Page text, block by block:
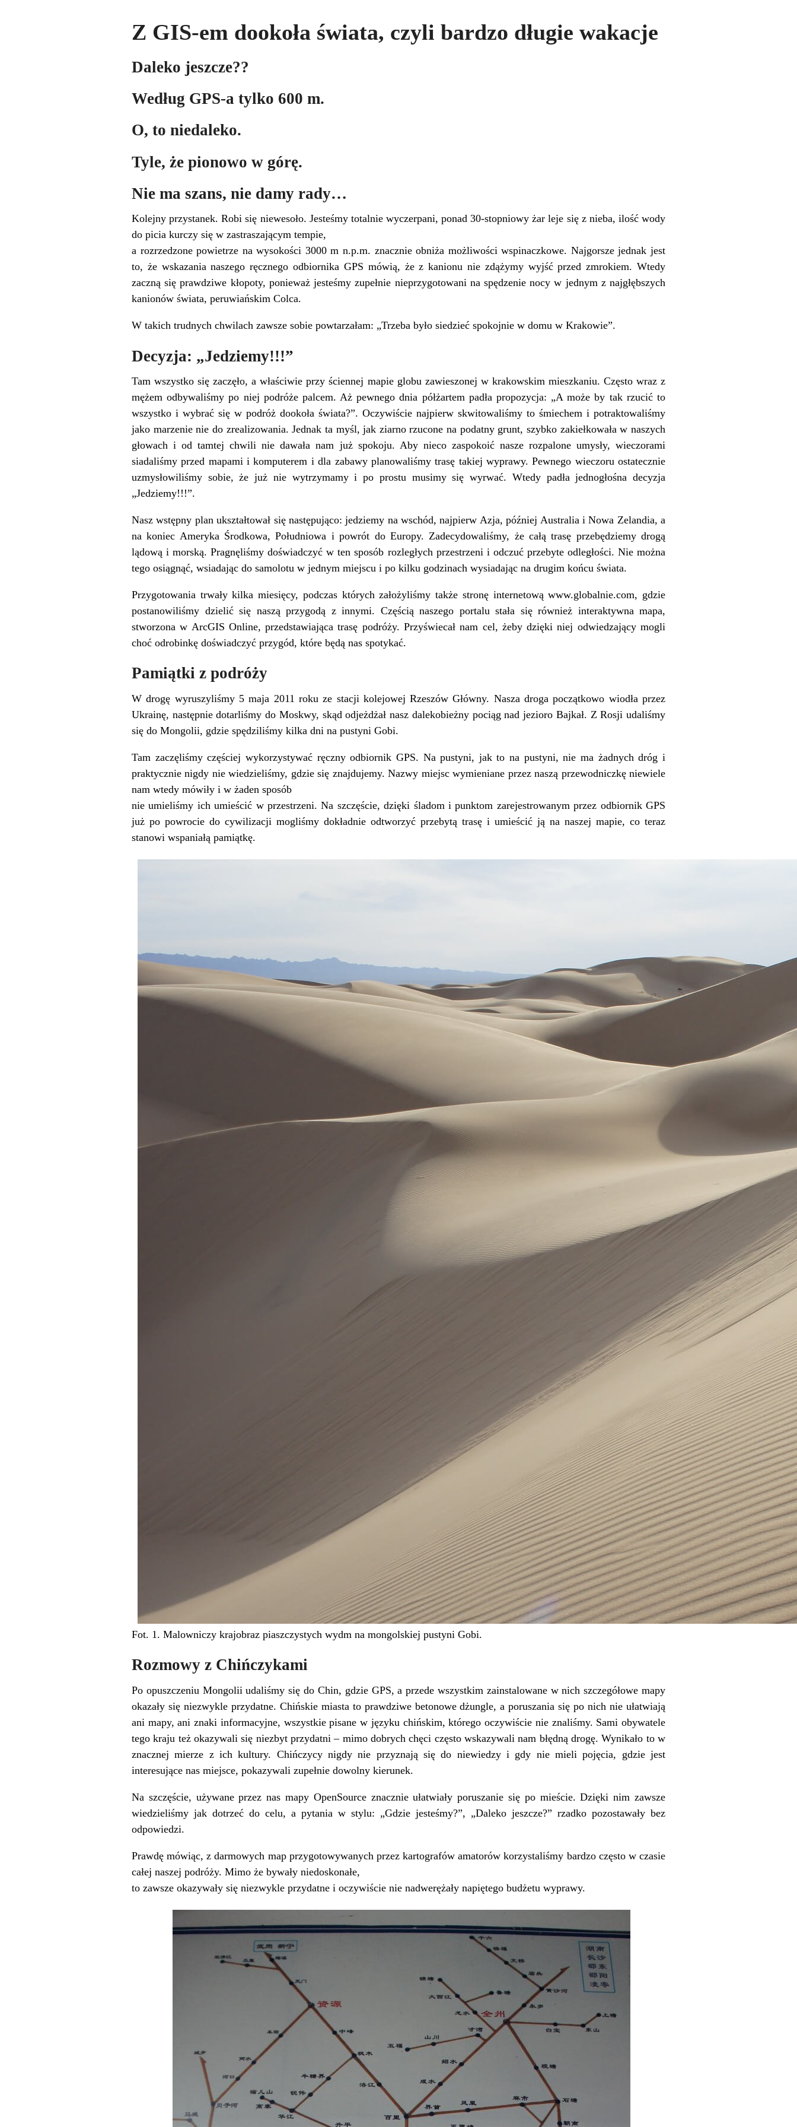
Z GIS-em dookoła świata, czyli bardzo długie wakacje
Daleko jeszcze??
Według GPS-a tylko 600 m.
O, to niedaleko.
Tyle, że pionowo w górę.
Nie ma szans, nie damy rady…
Kolejny przystanek. Robi się niewesoło. Jesteśmy totalnie wyczerpani, ponad 30-stopniowy żar leje się z nieba, ilość wody
do picia kurczy się w zastraszającym tempie,
a rozrzedzone powietrze na wysokości 3000 m n.p.m. znacznie obniża możliwości wspinaczkowe. Najgorsze jednak jest
to, że wskazania naszego ręcznego odbiornika GPS mówią, że z kanionu nie zdążymy wyjść przed zmrokiem. Wtedy
zaczną się prawdziwe kłopoty, ponieważ jesteśmy zupełnie nieprzygotowani na spędzenie nocy w jednym z najgłębszych
kanionów świata, peruwiańskim Colca.
W takich trudnych chwilach zawsze sobie powtarzałam: „Trzeba było siedzieć spokojnie w domu w Krakowie”.
Decyzja: „Jedziemy!!!”
Tam wszystko się zaczęło, a właściwie przy ściennej mapie globu zawieszonej w krakowskim mieszkaniu. Często wraz z
mężem odbywaliśmy po niej podróże palcem. Aż pewnego dnia półżartem padła propozycja: „A może by tak rzucić to
wszystko i wybrać się w podróż dookoła świata?”. Oczywiście najpierw skwitowaliśmy to śmiechem i potraktowaliśmy
jako marzenie nie do zrealizowania. Jednak ta myśl, jak ziarno rzucone na podatny grunt, szybko zakiełkowała w naszych
głowach i od tamtej chwili nie dawała nam już spokoju. Aby nieco zaspokoić nasze rozpalone umysły, wieczorami
siadaliśmy przed mapami i komputerem i dla zabawy planowaliśmy trasę takiej wyprawy. Pewnego wieczoru ostatecznie
uzmysłowiliśmy sobie, że już nie wytrzymamy i po prostu musimy się wyrwać. Wtedy padła jednogłośna decyzja
„Jedziemy!!!”.
Nasz wstępny plan ukształtował się następująco: jedziemy na wschód, najpierw Azja, później Australia i Nowa Zelandia, a
na koniec Ameryka Środkowa, Południowa i powrót do Europy. Zadecydowaliśmy, że całą trasę przebędziemy drogą
lądową i morską. Pragnęliśmy doświadczyć w ten sposób rozległych przestrzeni i odczuć przebyte odległości. Nie można
tego osiągnąć, wsiadając do samolotu w jednym miejscu i po kilku godzinach wysiadając na drugim końcu świata.
Przygotowania trwały kilka miesięcy, podczas których założyliśmy także stronę internetową www.globalnie.com, gdzie
postanowiliśmy dzielić się naszą przygodą z innymi. Częścią naszego portalu stała się również interaktywna mapa,
stworzona w ArcGIS Online, przedstawiająca trasę podróży. Przyświecał nam cel, żeby dzięki niej odwiedzający mogli
choć odrobinkę doświadczyć przygód, które będą nas spotykać.
Pamiątki z podróży
W drogę wyruszyliśmy 5 maja 2011 roku ze stacji kolejowej Rzeszów Główny. Nasza droga początkowo wiodła przez
Ukrainę, następnie dotarliśmy do Moskwy, skąd odjeżdżał nasz dalekobieżny pociąg nad jezioro Bajkał. Z Rosji udaliśmy
się do Mongolii, gdzie spędziliśmy kilka dni na pustyni Gobi.
Tam zaczęliśmy częściej wykorzystywać ręczny odbiornik GPS. Na pustyni, jak to na pustyni, nie ma żadnych dróg i
praktycznie nigdy nie wiedzieliśmy, gdzie się znajdujemy. Nazwy miejsc wymieniane przez naszą przewodniczkę niewiele
nam wtedy mówiły i w żaden sposób
nie umieliśmy ich umieścić w przestrzeni. Na szczęście, dzięki śladom i punktom zarejestrowanym przez odbiornik GPS
już po powrocie do cywilizacji mogliśmy dokładnie odtworzyć przebytą trasę i umieścić ją na naszej mapie, co teraz
stanowi wspaniałą pamiątkę.
Fot. 1. Malowniczy krajobraz piaszczystych wydm na mongolskiej pustyni Gobi.
Rozmowy z Chińczykami
Po opuszczeniu Mongolii udaliśmy się do Chin, gdzie GPS, a przede wszystkim zainstalowane w nich szczegółowe mapy
okazały się niezwykle przydatne. Chińskie miasta to prawdziwe betonowe dżungle, a poruszania się po nich nie ułatwiają
ani mapy, ani znaki informacyjne, wszystkie pisane w języku chińskim, którego oczywiście nie znaliśmy. Sami obywatele
tego kraju też okazywali się niezbyt przydatni – mimo dobrych chęci często wskazywali nam błędną drogę. Wynikało to w
znacznej mierze z ich kultury. Chińczycy nigdy nie przyznają się do niewiedzy i gdy nie mieli pojęcia, gdzie jest
interesujące nas miejsce, pokazywali zupełnie dowolny kierunek.
Na szczęście, używane przez nas mapy OpenSource znacznie ułatwiały poruszanie się po mieście. Dzięki nim zawsze
wiedzieliśmy jak dotrzeć do celu, a pytania w stylu: „Gdzie jesteśmy?”, „Daleko jeszcze?” rzadko pozostawały bez
odpowiedzi.
Prawdę mówiąc, z darmowych map przygotowywanych przez kartografów amatorów korzystaliśmy bardzo często w czasie
całej naszej podróży. Mimo że bywały niedoskonałe,
to zawsze okazywały się niezwykle przydatne i oczywiście nie nadwerężały napiętego budżetu wyprawy.